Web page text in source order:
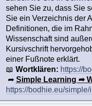
sehen Sie zu, dass Sie
Sie ein Verzeichnis der
Definitionen, die im
Wissenschaft sind
Kursivschrift
einer Fußnote erklärt.
📖 Wortklären: https://
➦ Simple Learning ➦
https://bodhie.eu/